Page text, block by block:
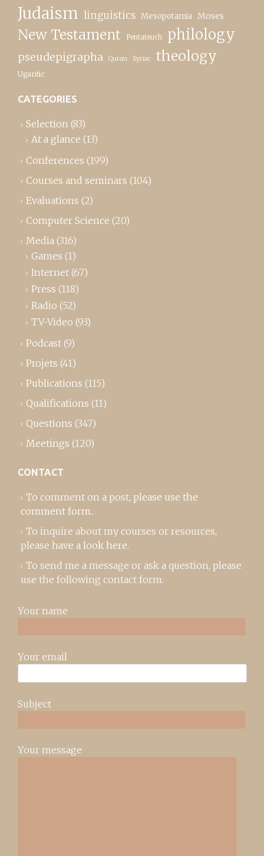
Judaism linguistics Mesopotamia Moses
New Testament Pentateuch philology
pseudepigrapha Quran Syriac theology
Ugaritic
CATEGORIES
Selection (83)
At a glance (13)
Conferences (199)
Courses and seminars (104)
Evaluations (2)
Computer Science (20)
Media (316)
Games (1)
Internet (67)
Press (118)
Radio (52)
TV-Video (93)
Podcast (9)
Projets (41)
Publications (115)
Qualifications (11)
Questions (347)
Meetings (120)
CONTACT
To comment on a post, please use the
comment form..
To inquire about my courses or resources,
please have a look here.
To send me a message or ask a question, please
use the following contact form:
Your name
Your email
Subject
Your message